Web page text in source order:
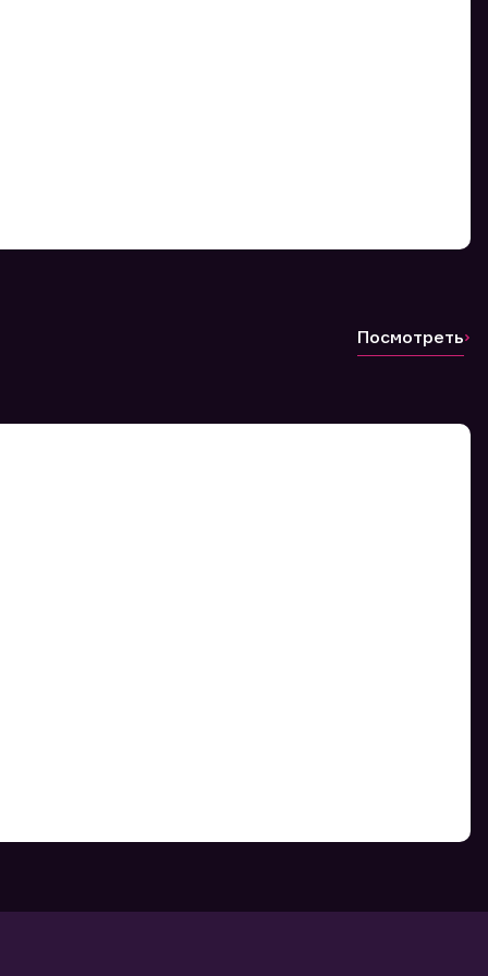
Посмотреть